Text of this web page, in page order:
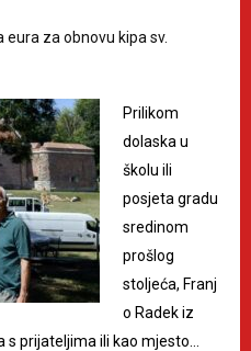
eura za obnovu kipa sv.
Prilikom
dolaska u
školu ili
posjeta gradu
sredinom
prošlog
stoljeća, Franj
o Radek iz
s prijateljima ili kao mjesto…